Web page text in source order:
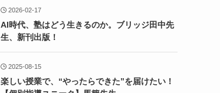
2026-02-17
AI時代、塾はどう生きるのか。ブリッジ田中先
生、新刊出版！
2025-08-15
楽しい授業で、“やったらできた”を届けたい！